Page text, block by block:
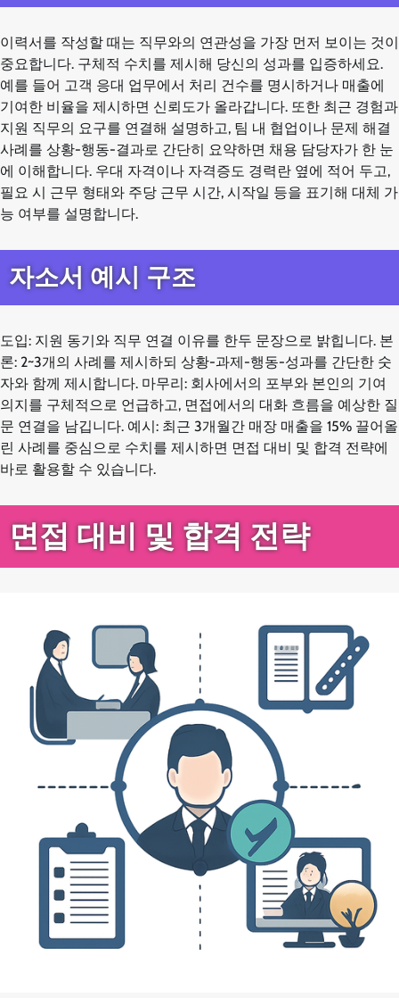
이력서를 작성할 때는 직무와의 연관성을 가장 먼저 보이는 것이
중요합니다. 구체적 수치를 제시해 당신의 성과를 입증하세요.
예를 들어 고객 응대 업무에서 처리 건수를 명시하거나 매출에
기여한 비율을 제시하면 신뢰도가 올라갑니다. 또한 최근 경험과
지원 직무의 요구를 연결해 설명하고, 팀 내 협업이나 문제 해결
사례를 상황-행동-결과로 간단히 요약하면 채용 담당자가 한 눈
에 이해합니다. 우대 자격이나 자격증도 경력란 옆에 적어 두고,
필요 시 근무 형태와 주당 근무 시간, 시작일 등을 표기해 대체 가
능 여부를 설명합니다.
자소서 예시 구조
도입: 지원 동기와 직무 연결 이유를 한두 문장으로 밝힙니다. 본
론: 2~3개의 사례를 제시하되 상황-과제-행동-성과를 간단한 숫
자와 함께 제시합니다. 마무리: 회사에서의 포부와 본인의 기여
의지를 구체적으로 언급하고, 면접에서의 대화 흐름을 예상한 질
문 연결을 남깁니다. 예시: 최근 3개월간 매장 매출을 15% 끌어올
린 사례를 중심으로 수치를 제시하면 면접 대비 및 합격 전략에
바로 활용할 수 있습니다.
면접 대비 및 합격 전략